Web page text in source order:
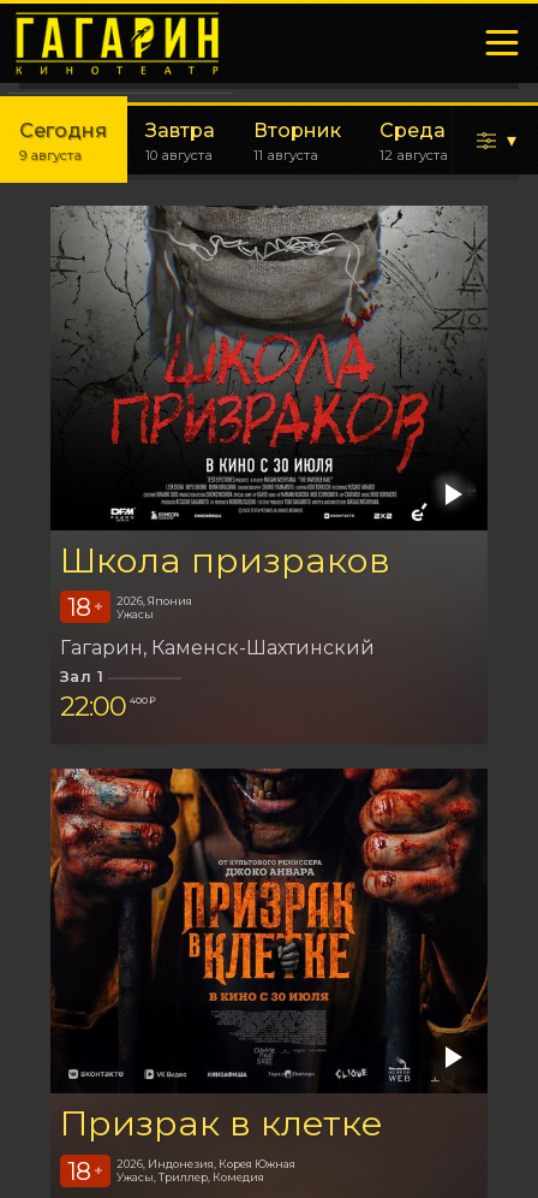
Сегодня
9 августа
Завтра
10 августа
Вторник
11 августа
Среда
12 августа
▾
Школа призраков
18 +
2026, Япония
Ужасы
Гагарин Каменск-Шахтинский
Зал 1
22:00 400 ₽
Призрак в клетке
18 +
2026, Индонезия, Корея Южная
Ужасы, Триллер, Комедия